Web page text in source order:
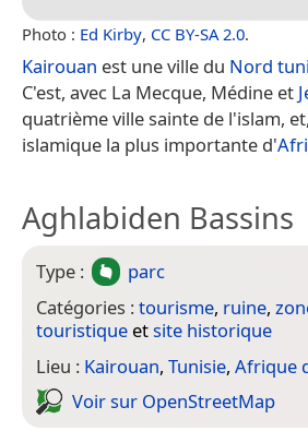
Photo : Ed Kirby, CC BY-SA 2.0.
Kairouan est une ville du Nord
C'est, avec La Mecque, Médine et
quatrième ville sainte de l'islam,
islamique la plus importante d'
Aghlabiden Bassins
Type :
parc
Catégories :tourisme, ruine,
touristique etsite historique
Lieu : Kairouan, Tunisie, Afrique
Voir sur Open­Street­Map